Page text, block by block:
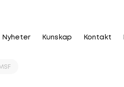
Nyheter Kunskap Kontakt